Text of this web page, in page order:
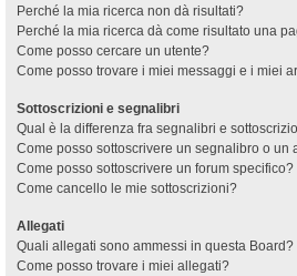
Perché la mia ricerca non dà risultati?
Perché la mia ricerca dà come risultato una
Come posso cercare un utente?
Come posso trovare i miei messaggi e i miei
Sottoscrizioni e segnalibri
Qual è la differenza fra segnalibri e
Come posso sottoscrivere un segnalibro o un
Come posso sottoscrivere un forum specifico?
Come cancello le mie sottoscrizioni?
Allegati
Quali allegati sono ammessi in questa Board?
Come posso trovare i miei allegati?